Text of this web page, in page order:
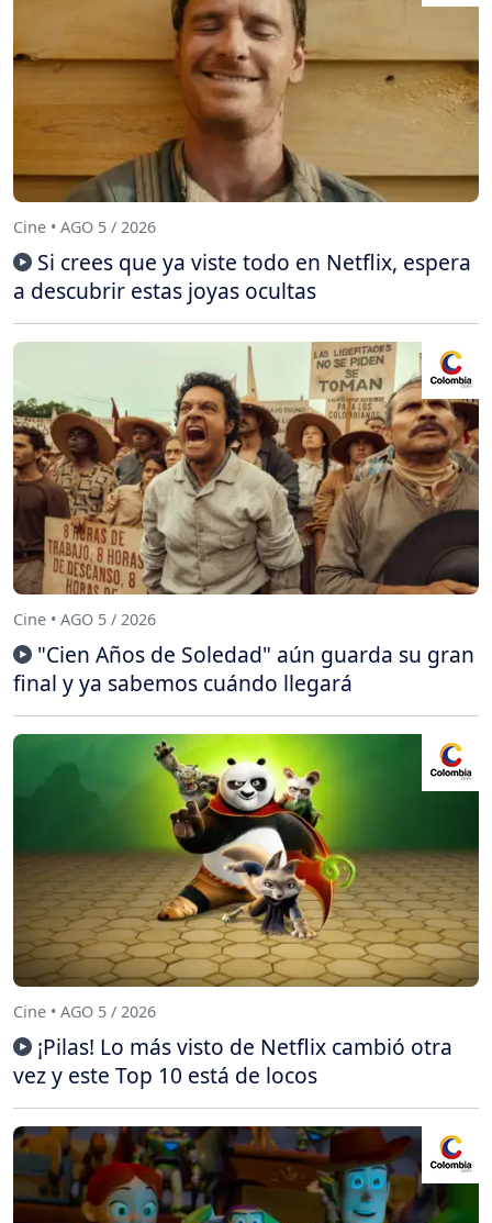
Cine • AGO 5 / 2026
Si crees que ya viste todo en Netflix, espera
a descubrir estas joyas ocultas
Cine • AGO 5 / 2026
"Cien Años de Soledad" aún guarda su gran
final y ya sabemos cuándo llegará
Cine • AGO 5 / 2026
¡Pilas! Lo más visto de Netflix cambió otra
vez y este Top 10 está de locos